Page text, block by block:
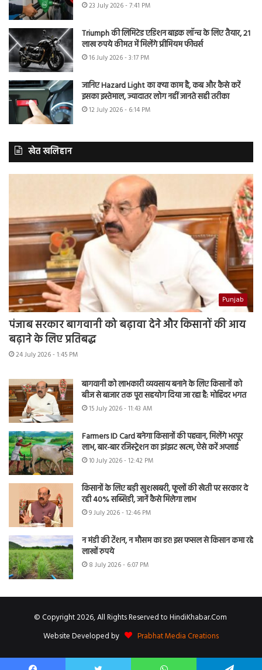
23 July 2026 - 7:41 PM
Triumph की लिमिटेड एडिशन बाइक लॉन्च के लिए तैयार, 21
लाख रुपये कीमत में मिलेंगे प्रीमियम फीचर्स
16 July 2026 - 3:17 PM
जानिए Hazard Light का क्या काम है, कब और कैसे करें
इसका इस्तेमाल, ज्यादातर लोग नहीं जानते सही तरीका
12 July 2026 - 6:14 PM
खेत खलिहान
Punjab
पंजाब सरकार बागवानी को बढ़ावा देने और किसानों की आय
बढ़ाने के लिए प्रतिबद्ध
24 July 2026 - 1:45 PM
बागवानी को लाभकारी व्यवसाय बनाने के लिए किसानों को
बीज से बाजार तक पूरा सहयोग दिया जा रहा है: मोहिंदर भगत
15 July 2026 - 11:43 AM
Farmers ID Card बनेगा किसानों की पहचान, मिलेंगे भरपूर
लाभ, बार-बार रजिस्ट्रेशन का झंझट खत्म, ऐसे करें अप्लाई
10 July 2026 - 12:42 PM
किसानों के लिए बड़ी खुशखबरी, फूलों की खेती पर सरकार दे
रही 40% सब्सिडी, जानें कैसे मिलेगा लाभ
9 July 2026 - 12:46 PM
न मंडी की टेंशन, न मौसम का डर! इस फसल से किसान कमा रहे
लाखों रुपये
8 July 2026 - 6:07 PM
© Copyright 2026, All Rights Reserved to HindiKhabar.Com
Website Developed by
Prabhat Media Creations